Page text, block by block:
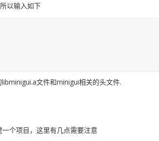
以输入如下
文件和minigui相关的头文件.
个项目，这里有几点需要注意